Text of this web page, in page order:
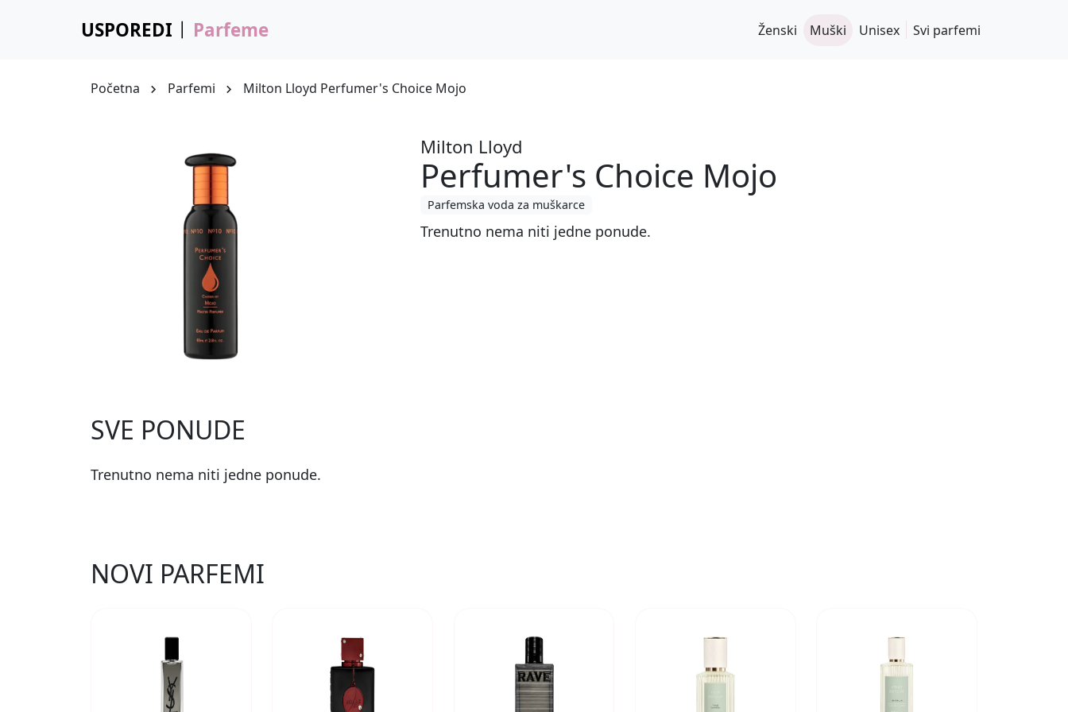
USPOREDI Parfeme Ženski Muški Unisex Svi parfemi
Početna Parfemi Milton Lloyd Perfumer's Choice Mojo
Milton Lloyd
Perfumer's Choice Mojo
Parfemska voda za muškarce
Trenutno nema niti jedne ponude.
SVE PONUDE
Trenutno nema niti jedne ponude.
NOVI PARFEMI